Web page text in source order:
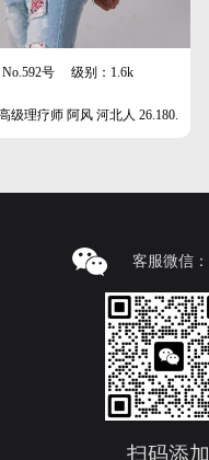
No.592号 级别：1.6k
级理疗师 阿风 河北人 26.180.
客服微信：
扫码添加